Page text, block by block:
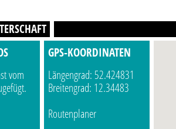
vom
GPS-KOORDINATEN
Längengrad: 52.424831
Breitengrad: 12.34483
Routenplaner